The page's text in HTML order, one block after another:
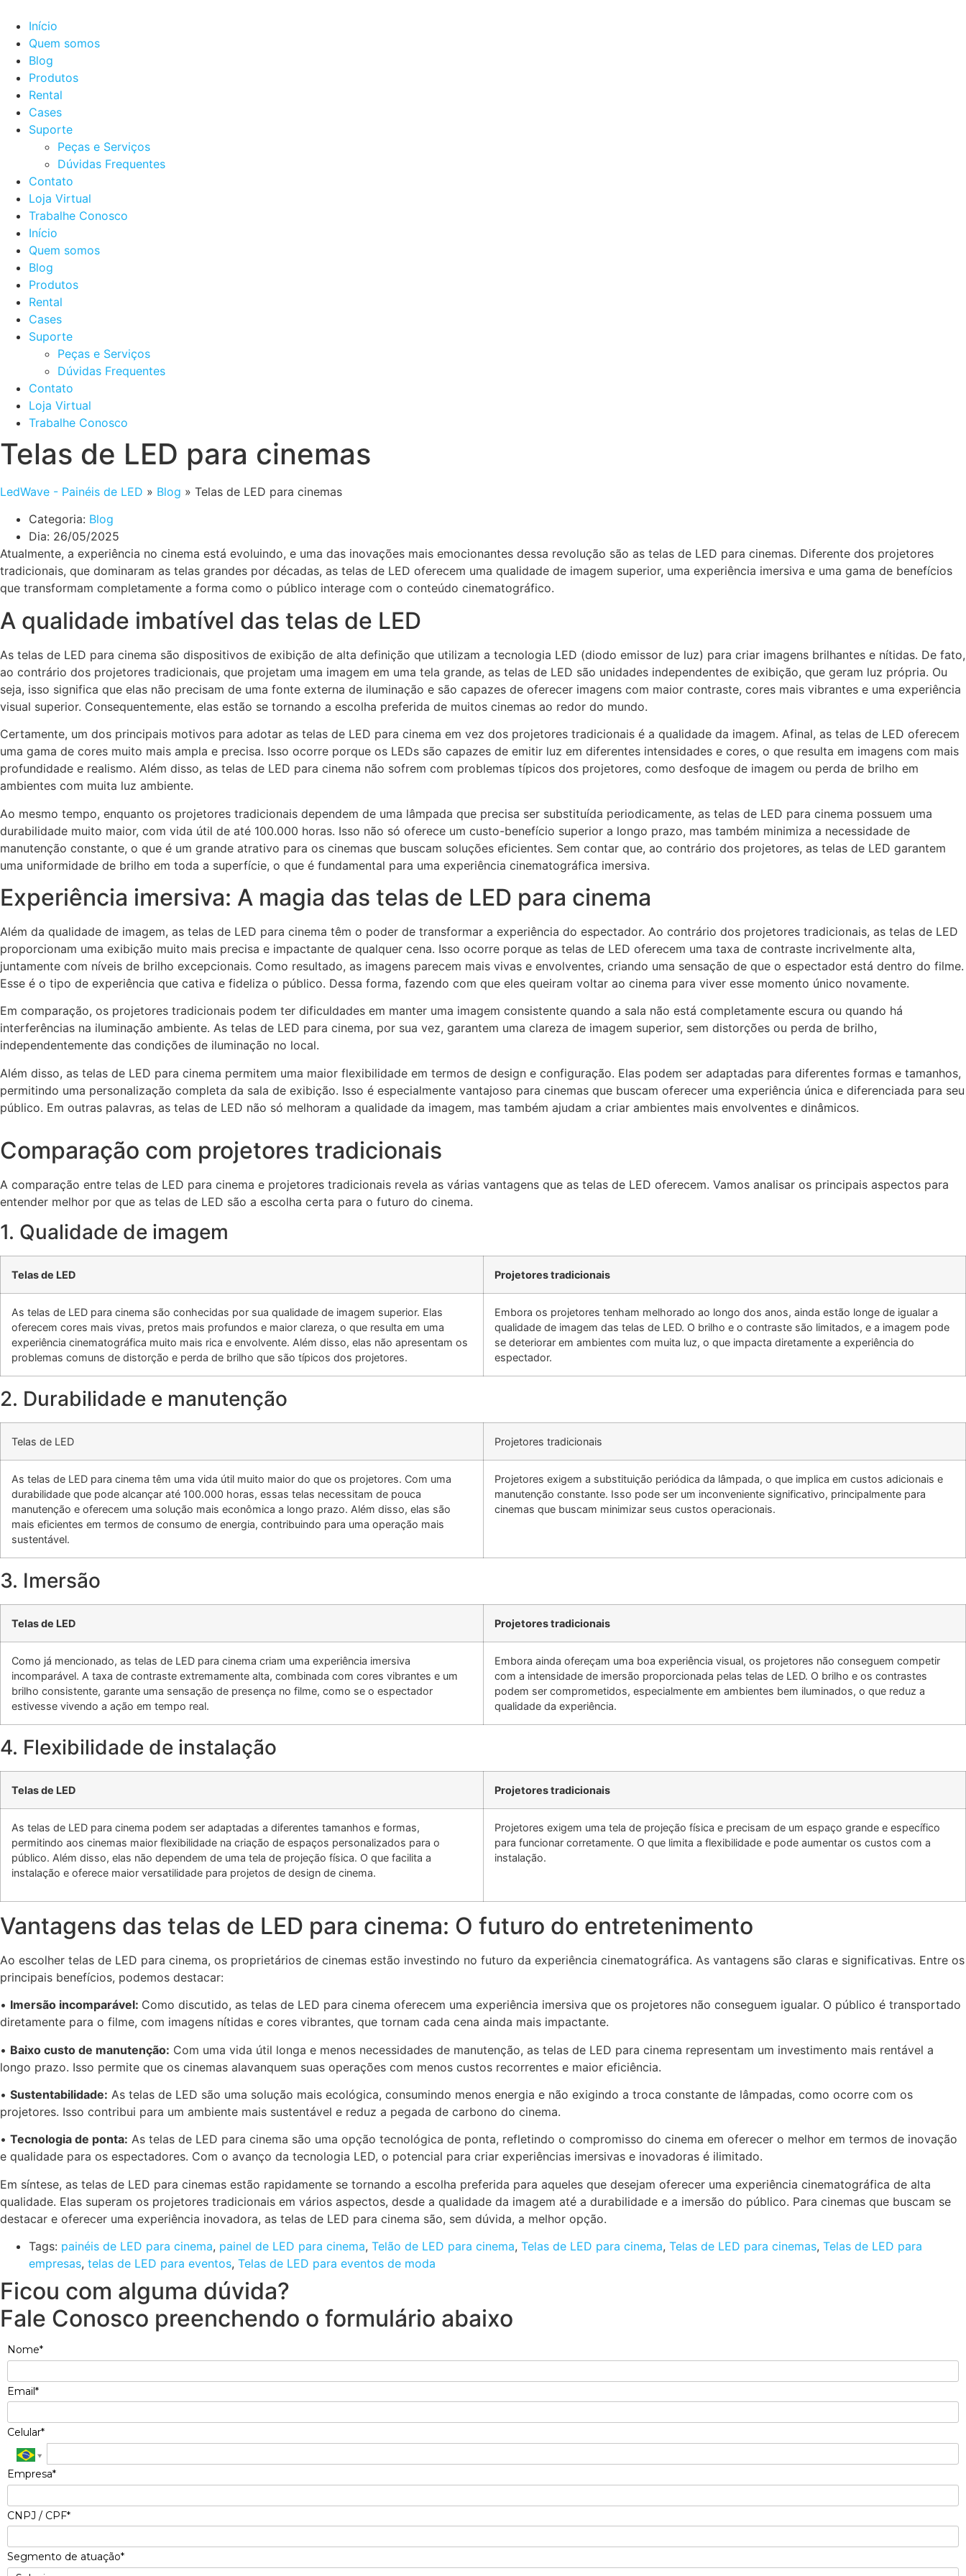
para
conteúdo
Início
Quem somos
Blog
Produtos
Rental
Cases
Suporte
Peças e Serviços
Dúvidas Frequentes
Contato
Loja Virtual
Trabalhe Conosco
Início
Quem somos
Blog
Produtos
Rental
Cases
Suporte
Peças e Serviços
Dúvidas Frequentes
Contato
Loja Virtual
Trabalhe Conosco
Telas de LED para cinemas
LedWave - Painéis de LED » Blog » Telas de LED para cinemas
Categoria: Blog
Dia: 26/05/2025
Atualmente, a experiência no cinema está evoluindo, e uma das inovações mais emocionantes dessa revolução são as telas de LED para cinemas. Diferente dos projetores
tradicionais, que dominaram as telas grandes por décadas, as telas de LED oferecem uma qualidade de imagem superior, uma experiência imersiva e uma gama de benefícios
que transformam completamente a forma como o público interage com o conteúdo cinematográfico.
A qualidade imbatível das telas de LED
As telas de LED para cinema são dispositivos de exibição de alta definição que utilizam a tecnologia LED (diodo emissor de luz) para criar imagens brilhantes e nítidas. De fato,
ao contrário dos projetores tradicionais, que projetam uma imagem em uma tela grande, as telas de LED são unidades independentes de exibição, que geram luz própria. Ou
seja, isso significa que elas não precisam de uma fonte externa de iluminação e são capazes de oferecer imagens com maior contraste, cores mais vibrantes e uma experiência
visual superior. Consequentemente, elas estão se tornando a escolha preferida de muitos cinemas ao redor do mundo.
Certamente, um dos principais motivos para adotar as telas de LED para cinema em vez dos projetores tradicionais é a qualidade da imagem. Afinal, as telas de LED oferecem
uma gama de cores muito mais ampla e precisa. Isso ocorre porque os LEDs são capazes de emitir luz em diferentes intensidades e cores, o que resulta em imagens com mais
profundidade e realismo. Além disso, as telas de LED para cinema não sofrem com problemas típicos dos projetores, como desfoque de imagem ou perda de brilho em
ambientes com muita luz ambiente.
Ao mesmo tempo, enquanto os projetores tradicionais dependem de uma lâmpada que precisa ser substituída periodicamente, as telas de LED para cinema possuem uma
durabilidade muito maior, com vida útil de até 100.000 horas. Isso não só oferece um custo-benefício superior a longo prazo, mas também minimiza a necessidade de
manutenção constante, o que é um grande atrativo para os cinemas que buscam soluções eficientes. Sem contar que, ao contrário dos projetores, as telas de LED garantem
uma uniformidade de brilho em toda a superfície, o que é fundamental para uma experiência cinematográfica imersiva.
Experiência imersiva: A magia das telas de LED para cinema
Além da qualidade de imagem, as telas de LED para cinema têm o poder de transformar a experiência do espectador. Ao contrário dos projetores tradicionais, as telas de LED
proporcionam uma exibição muito mais precisa e impactante de qualquer cena. Isso ocorre porque as telas de LED oferecem uma taxa de contraste incrivelmente alta,
juntamente com níveis de brilho excepcionais. Como resultado, as imagens parecem mais vivas e envolventes, criando uma sensação de que o espectador está dentro do filme.
Esse é o tipo de experiência que cativa e fideliza o público. Dessa forma, fazendo com que eles queiram voltar ao cinema para viver esse momento único novamente.
Em comparação, os projetores tradicionais podem ter dificuldades em manter uma imagem consistente quando a sala não está completamente escura ou quando há
interferências na iluminação ambiente. As telas de LED para cinema, por sua vez, garantem uma clareza de imagem superior, sem distorções ou perda de brilho,
independentemente das condições de iluminação no local.
Além disso, as telas de LED para cinema permitem uma maior flexibilidade em termos de design e configuração. Elas podem ser adaptadas para diferentes formas e tamanhos,
permitindo uma personalização completa da sala de exibição. Isso é especialmente vantajoso para cinemas que buscam oferecer uma experiência única e diferenciada para seu
público. Em outras palavras, as telas de LED não só melhoram a qualidade da imagem, mas também ajudam a criar ambientes mais envolventes e dinâmicos.
Comparação com projetores tradicionais
A comparação entre telas de LED para cinema e projetores tradicionais revela as várias vantagens que as telas de LED oferecem. Vamos analisar os principais aspectos para
entender melhor por que as telas de LED são a escolha certa para o futuro do cinema.
1. Qualidade de imagem
Telas de LED Projetores tradicionais
As telas de LED para cinema são conhecidas por sua qualidade de imagem superior. Elas
oferecem cores mais vivas, pretos mais profundos e maior clareza, o que resulta em uma
experiência cinematográfica muito mais rica e envolvente. Além disso, elas não apresentam os
problemas comuns de distorção e perda de brilho que são típicos dos projetores.
Embora os projetores tenham melhorado ao longo dos anos, ainda estão longe de igualar a
qualidade de imagem das telas de LED. O brilho e o contraste são limitados, e a imagem pode
se deteriorar em ambientes com muita luz, o que impacta diretamente a experiência do
espectador.
2. Durabilidade e manutenção
Telas de LED Projetores tradicionais
As telas de LED para cinema têm uma vida útil muito maior do que os projetores. Com uma
durabilidade que pode alcançar até 100.000 horas, essas telas necessitam de pouca
manutenção e oferecem uma solução mais econômica a longo prazo. Além disso, elas são
mais eficientes em termos de consumo de energia, contribuindo para uma operação mais
sustentável.
Projetores exigem a substituição periódica da lâmpada, o que implica em custos adicionais e
manutenção constante. Isso pode ser um inconveniente significativo, principalmente para
cinemas que buscam minimizar seus custos operacionais.
3. Imersão
Telas de LED Projetores tradicionais
Como já mencionado, as telas de LED para cinema criam uma experiência imersiva
incomparável. A taxa de contraste extremamente alta, combinada com cores vibrantes e um
brilho consistente, garante uma sensação de presença no filme, como se o espectador
estivesse vivendo a ação em tempo real.
Embora ainda ofereçam uma boa experiência visual, os projetores não conseguem competir
com a intensidade de imersão proporcionada pelas telas de LED. O brilho e os contrastes
podem ser comprometidos, especialmente em ambientes bem iluminados, o que reduz a
qualidade da experiência.
4. Flexibilidade de instalação
Telas de LED Projetores tradicionais
As telas de LED para cinema podem ser adaptadas a diferentes tamanhos e formas,
permitindo aos cinemas maior flexibilidade na criação de espaços personalizados para o
público. Além disso, elas não dependem de uma tela de projeção física. O que facilita a
instalação e oferece maior versatilidade para projetos de design de cinema.
Projetores exigem uma tela de projeção física e precisam de um espaço grande e específico
para funcionar corretamente. O que limita a flexibilidade e pode aumentar os custos com a
instalação.
Vantagens das telas de LED para cinema: O futuro do entretenimento
Ao escolher telas de LED para cinema, os proprietários de cinemas estão investindo no futuro da experiência cinematográfica. As vantagens são claras e significativas. Entre os
principais benefícios, podemos destacar:
• Imersão incomparável: Como discutido, as telas de LED para cinema oferecem uma experiência imersiva que os projetores não conseguem igualar. O público é transportado
diretamente para o filme, com imagens nítidas e cores vibrantes, que tornam cada cena ainda mais impactante.
• Baixo custo de manutenção: Com uma vida útil longa e menos necessidades de manutenção, as telas de LED para cinema representam um investimento mais rentável a
longo prazo. Isso permite que os cinemas alavanquem suas operações com menos custos recorrentes e maior eficiência.
• Sustentabilidade: As telas de LED são uma solução mais ecológica, consumindo menos energia e não exigindo a troca constante de lâmpadas, como ocorre com os
projetores. Isso contribui para um ambiente mais sustentável e reduz a pegada de carbono do cinema.
• Tecnologia de ponta: As telas de LED para cinema são uma opção tecnológica de ponta, refletindo o compromisso do cinema em oferecer o melhor em termos de inovação
e qualidade para os espectadores. Com o avanço da tecnologia LED, o potencial para criar experiências imersivas e inovadoras é ilimitado.
Em síntese, as telas de LED para cinemas estão rapidamente se tornando a escolha preferida para aqueles que desejam oferecer uma experiência cinematográfica de alta
qualidade. Elas superam os projetores tradicionais em vários aspectos, desde a qualidade da imagem até a durabilidade e a imersão do público. Para cinemas que buscam se
destacar e oferecer uma experiência inovadora, as telas de LED para cinema são, sem dúvida, a melhor opção.
Tags: painéis de LED para cinema, painel de LED para cinema, Telão de LED para cinema, Telas de LED para cinema, Telas de LED para cinemas, Telas de LED para
empresas, telas de LED para eventos, Telas de LED para eventos de moda
Ficou com alguma dúvida?
Fale Conosco preenchendo o formulário abaixo
Nome*
Email*
Celular*
Empresa*
CNPJ / CPF*
Segmento de atuação*